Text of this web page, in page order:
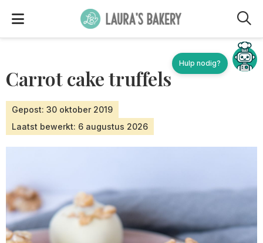
Carrot cake truffels
Gepost: 30 oktober 2019
Laatst bewerkt: 6 augustus 2026